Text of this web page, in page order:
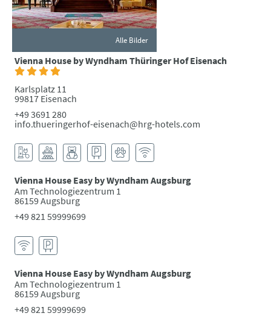
Alle Bilder
Vienna House by Wyndham Thüringer Hof Eisenach
Karlsplatz 11
99817 Eisenach
+49 3691 280
info.thueringerhof-eisenach@hrg-hotels.com
Vienna House Easy by Wyndham Augsburg
Am Technologiezentrum 1
86159 Augsburg
+49 821 59999699
Vienna House Easy by Wyndham Augsburg
Am Technologiezentrum 1
86159 Augsburg
+49 821 59999699